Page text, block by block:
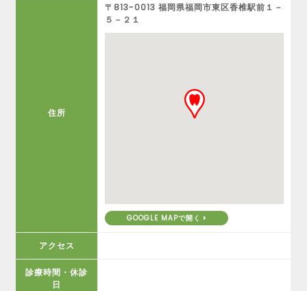
住所
〒813-0013 福岡県福岡市東区香椎駅前１－
５－２１
GOOGLE MAPで開く
アクセス
診療時間・休診
日